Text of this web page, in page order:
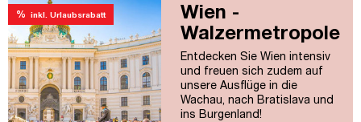
begeistern wie die schönen
Städte Luxemburg und
Saarbrücken. Auch der
Weingutes mit...
% inkl. Urlaubsrabatt
Wien -
Walzermetropole
mit Herz
Entdecken Sie Wien intensiv
und freuen sich zudem auf
unsere Ausflüge in die
Wachau, nach Bratislava und
ins Burgenland!